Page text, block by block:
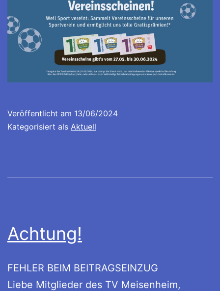
Veröffentlicht am 13/06/2024
Kategorisiert als Aktuell
Achtung!
FEHLER BEIM BEITRAGSEINZUG
Liebe Mitglieder des TV Meisenheim,